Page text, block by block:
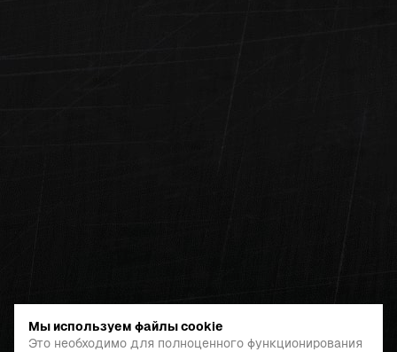
Мы используем файлы cookie
Это необходимо для полноценного функционирования